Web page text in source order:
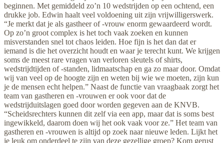
beginnen. Met gemiddeld zo’n 10 wedstrijden op een ochtend, een
drukke job. Edwin haalt veel voldoening uit zijn vrijwilligerswerk.
“Je merkt dat je als gastheer of -vrouw enorm gewaardeerd wordt.
Op zo’n groot complex is het toch vaak zoeken en kunnen
misverstanden snel tot chaos leiden. Hoe fijn is het dan dat er
iemand is die het overzicht houdt en waar je terecht kunt. We krijgen
soms de meest rare vragen van verloren sleutels of shirts,
wedstrijdtijden of -standen, lidmaatschap en ga zo maar door. Omdat
wij van veel op de hoogte zijn en weten bij wie we moeten, zijn kun
je de mensen echt helpen.” Naast de functie van vraagbaak zorgt het
team van gastheren en -vrouwen er ook voor dat de
wedstrijduitslagen goed door worden gegeven aan de KNVB.
“Scheidsrechters kunnen dit zelf via een app, maar dat is soms best
ingewikkeld, daarom doen wij het ook vaak voor ze.” Het team van
gastheren en -vrouwen is altijd op zoek naar nieuwe leden. Lijkt het
je leuk om onderdeel te zijn van deze gezellige groep? Kom gerust